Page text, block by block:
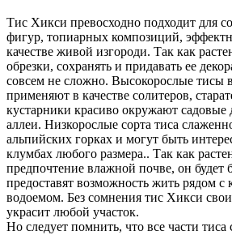
Тис Хикси превосходно подходит для
фигур, топиарных композиций,
качестве живой изгороди. Так как
обрезки, сохранять и придавать ее
совсем не сложно. Высокорослые тисы
применяют в качестве солитеров,
кустарники красиво окружают садовые
аллеи. Низкорослые сорта тиса
альпийских горках и могут быть
клумбах любого размера.. Так как
предпочтение влажной почве, он будет
предоставят возможность жить рядом с
водоемом. Без сомнения тис Хикси
украсит любой участок.
Но следует помнить, что все части тиса